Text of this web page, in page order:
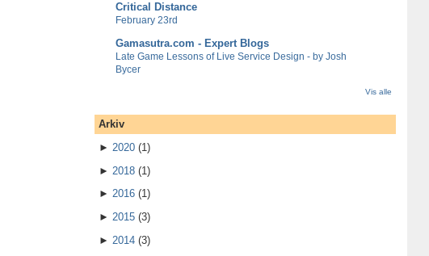
Critical Distance
February 23rd
Gamasutra.com - Expert Blogs
Late Game Lessons of Live Service Design - by Josh
Bycer
Vis alle
Arkiv
► 2020 (1)
► 2018 (1)
► 2016 (1)
► 2015 (3)
► 2014 (3)